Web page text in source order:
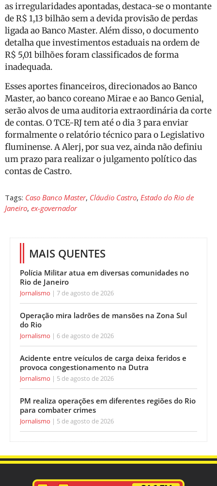
as irregularidades apontadas, destaca-se o montante
de R$ 1,13 bilhão sem a devida provisão de perdas
ligada ao Banco Master. Além disso, o documento
detalha que investimentos estaduais na ordem de
R$ 5,01 bilhões foram classificados de forma
inadequada.
Esses aportes financeiros, direcionados ao Banco
Master, ao banco coreano Mirae e ao Banco Genial,
serão alvos de uma auditoria extraordinária da corte
de contas. O TCE-RJ tem até o dia 3 para enviar
formalmente o relatório técnico para o Legislativo
fluminense. A Alerj, por sua vez, ainda não definiu
um prazo para realizar o julgamento político das
contas de Castro.
Tags: Caso Banco Master, Cláudio Castro, Estado do Rio de
Janeiro, ex-governador
MAIS QUENTES
Polícia Militar atua em diversas comunidades no
Rio de Janeiro
Jornalismo 7 de agosto de 2026
Operação mira ladrões de mansões na Zona Sul
do Rio
Jornalismo 6 de agosto de 2026
Acidente entre veículos de carga deixa feridos e
provoca congestionamento na Dutra
Jornalismo 5 de agosto de 2026
PM realiza operações em diferentes regiões do Rio
para combater crimes
Jornalismo 5 de agosto de 2026